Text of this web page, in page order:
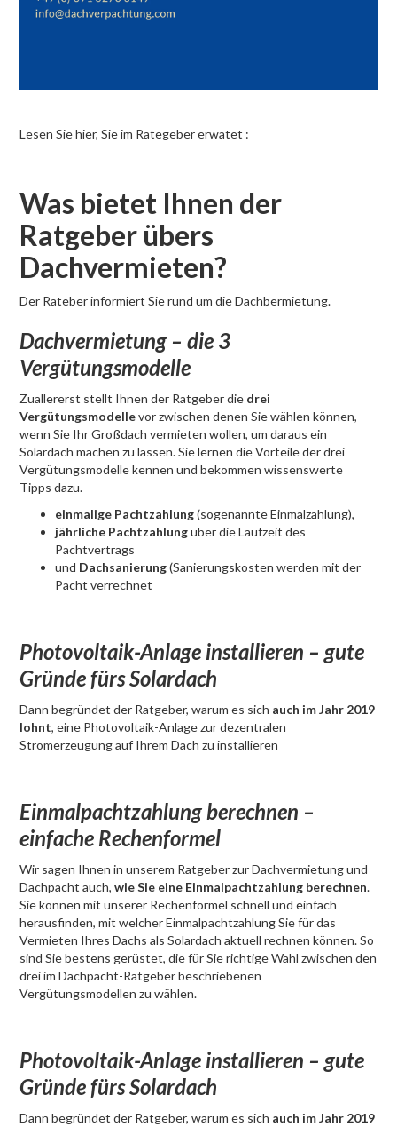
Lesen Sie hier, Sie im Rategeber erwatet :
Was bietet Ihnen der
Ratgeber übers
Dachvermieten?
Der Rateber informiert Sie rund um die Dachbermietung.
Dachvermietung – die 3
Vergütungsmodelle
Zuallererst stellt Ihnen der Ratgeber die drei
Vergütungsmodellevor zwischen denen Sie wählen können,
wenn Sie Ihr Großdach vermieten wollen, um daraus ein
Solardach machen zu lassen. Sie lernen die Vorteile der drei
Vergütungsmodelle kennen und bekommen wissenswerte
Tipps dazu.
einmalige Pachtzahlung(sogenannte Einmalzahlung),
jährliche Pachtzahlungüber die Laufzeit des
Pachtvertrags
und Dachsanierung(Sanierungskosten werden mit der
Pacht verrechnet
Photovoltaik-Anlage installieren – gute
Gründe fürs Solardach
Dann begründet der Ratgeber, warum es sich auch im Jahr 2019
lohnt, eine Photovoltaik-Anlage zur dezentralen
Stromerzeugung auf Ihrem Dach zu installieren
Einmalpachtzahlung berechnen –
einfache Rechenformel
Wir sagen Ihnen in unserem Ratgeber zur Dachvermietung und
Dachpacht auch,wie Sie eine Einmalpachtzahlung berechnen.
Sie können mit unserer Rechenformel schnell und einfach
herausfinden, mit welcher Einmalpachtzahlung Sie für das
Vermieten Ihres Dachs als Solardach aktuell rechnen können. So
sind Sie bestens gerüstet, die für Sie richtige Wahl zwischen den
drei im Dachpacht-Ratgeber beschriebenen
Vergütungsmodellen zu wählen.
Photovoltaik-Anlage installieren – gute
Gründe fürs Solardach
Dann begründet der Ratgeber, warum es sich auch im Jahr 2019